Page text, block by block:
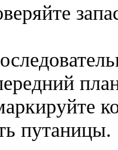
путаницы.